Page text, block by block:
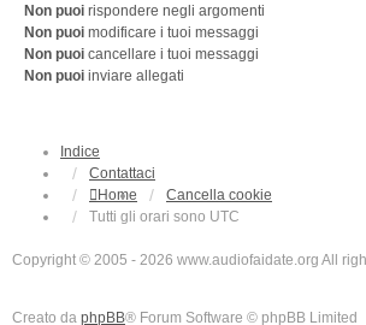
Non puoi rispondere negli argomenti
Non puoi modificare i tuoi messaggi
Non puoi cancellare i tuoi messaggi
Non puoi inviare allegati
Indice
Contattaci
Home
Cancella cookie
Tutti gli orari sono UTC
Copyright © 2005 - 2026 www.audiofaidate.org All
Creato da phpBB® Forum Software © phpBB Limited